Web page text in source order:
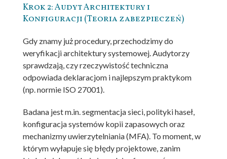
Krok 2: Audyt Architektury i
Konfiguracji (Teoria zabezpieczeń)
Gdy znamy już procedury, przechodzimy do
weryfikacji architektury systemowej. Audytorzy
sprawdzają, czy rzeczywistość techniczna
odpowiada deklaracjom i najlepszym praktykom
(np. normie ISO 27001).
Badana jest m.in. segmentacja sieci, polityki haseł,
konfiguracja systemów kopii zapasowych oraz
mechanizmy uwierzytelniania (MFA). To moment, w
którym wyłapuje się błędy projektowe, zanim